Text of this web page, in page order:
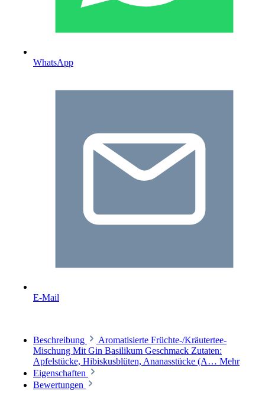
WhatsApp
E-Mail
Beschreibung
Aromatisierte Früchte-/Kräutertee-
Mischung Mit Gin Basilikum Geschmack Zutaten:
Apfelstücke, Hibiskusblüten, Ananasstücke (A… Mehr
Eigenschaften
Bewertungen